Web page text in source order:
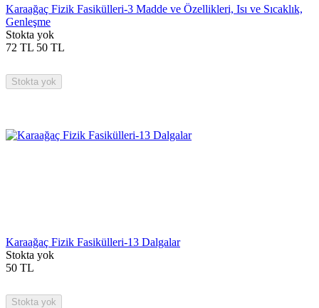
Karaağaç Fizik Fasikülleri-3 Madde ve Özellikleri, Isı ve Sıcaklık,
Genleşme
Stokta yok
72 TL 50 TL
Stokta yok
Karaağaç Fizik Fasikülleri-13 Dalgalar
Stokta yok
50 TL
Stokta yok